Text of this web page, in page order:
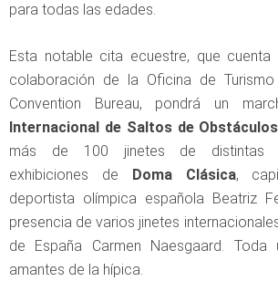
para todas las edades.
Esta notable cita ecuestre, que cuenta
colaboración de la Oficina de
Convention Bureau, pondrá un
Internacional de Saltos de Obstáculos
más de 100 jinetes de distintas
exhibiciones de
Doma Clásica,
deportista olímpica española Beatriz
presencia de varios jinetes
de España Carmen Naesgaard.
amantes de la hípica.